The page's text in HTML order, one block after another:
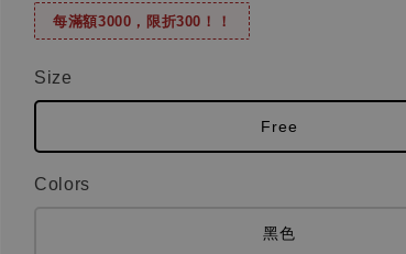
每滿額3000，限折300！！
Size
Free
Colors
黑色